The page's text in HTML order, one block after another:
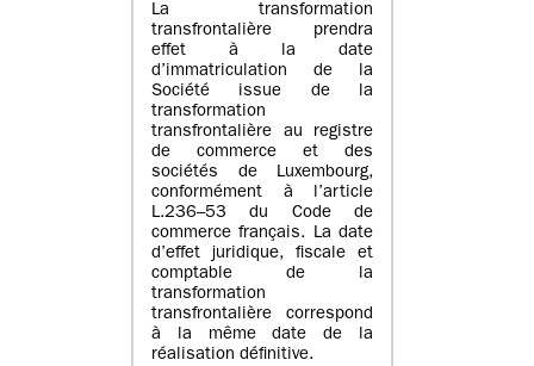
La transformation
transfrontalière prendra
effet à la date
d’immatriculation de la
Société issue de la
transformation
transfrontalière au registre
de commerce et des
sociétés de Luxembourg,
conformément à l’article
L.236–53 du Code de
commerce français. La date
d’effet juridique, fiscale et
comptable de la
transformation
transfrontalière correspond
à la même date de la
réalisation définitive.